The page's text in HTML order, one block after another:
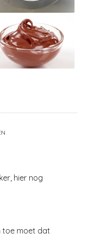
hier nog
toe moet dat